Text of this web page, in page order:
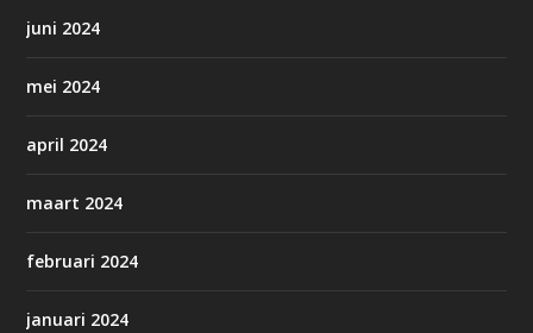
juni 2024
mei 2024
april 2024
maart 2024
februari 2024
januari 2024